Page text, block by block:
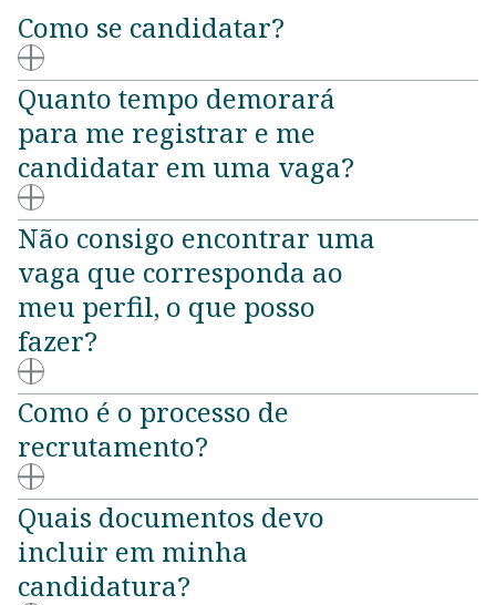
Como se candidatar?
Quanto tempo demorará
para me registrar e me
candidatar em uma vaga?
Não consigo encontrar uma
vaga que corresponda ao
meu perfil, o que posso
fazer?
Como é o processo de
recrutamento?
Quais documentos devo
incluir em minha
candidatura?